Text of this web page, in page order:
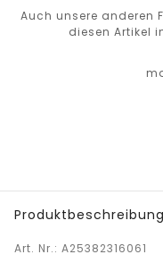
Auch unsere anderen
diesen Artikel
Produktbeschreibung
Art. Nr.: A25382316061